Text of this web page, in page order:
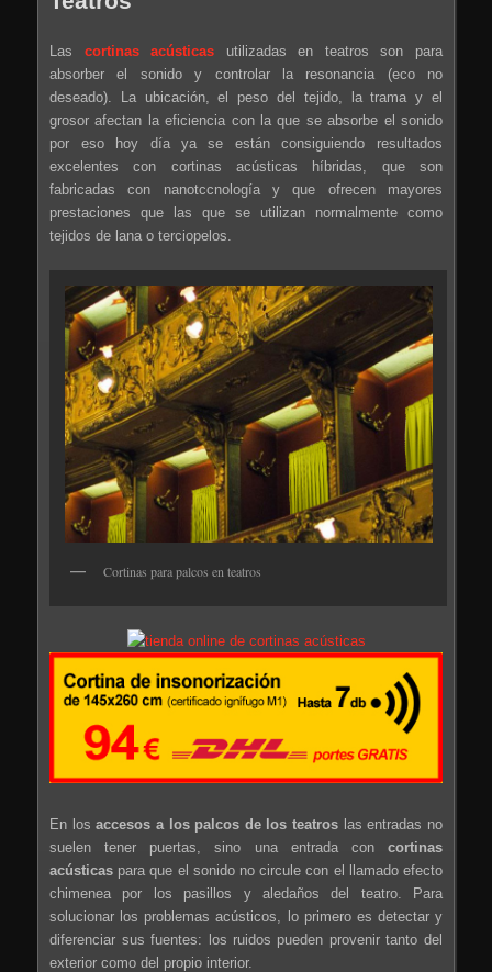
Las cortinas acústicas utilizadas en teatros son para
absorber el sonido y controlar la resonancia (eco no
deseado). La ubicación, el peso del tejido, la trama y el
grosor afectan la eficiencia con la que se absorbe el sonido
por eso hoy día ya se están consiguiendo resultados
excelentes con cortinas acústicas híbridas, que son
fabricadas con nanotccnología y que ofrecen mayores
prestaciones que las que se utilizan normalmente como
tejidos de lana o terciopelos.
Cortinas para palcos en teatros
En losaccesos a los palcos de los teatros las entradas no
suelen tener puertas, sino una entrada con cortinas
acústicas para que el sonido no circule con el llamado efecto
chimenea por los pasillos y aledaños del teatro. Para
solucionar los problemas acústicos, lo primero es detectar y
diferenciar sus fuentes: los ruidos pueden provenir tanto del
exterior como del propio interior.